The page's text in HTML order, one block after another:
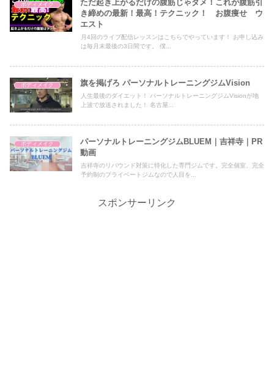
ボディメイク
ただ起き上がるだけの腹筋じゃダメ！これが腹筋引
き締めの最新！最高！テクニック！ お腹痩せ ウ
エスト
月4回のライブ配信レッスンはこちらでやっています！ お申し込み
は毎月末最後の3日間です。 僕...
ボディメイク 旗を掲げろ パーソナルトレーニングジムVision
人生最後のダイエット！ パーソナルトレーニングジムVisionが地
上波で放送されました！ 名古屋...
ボディメイク
パーソナルトレーニングジムBLUEM｜吉祥寺｜PR
動画
吉祥寺のリバウンド対策に特化した専門ジムです。完全個室、完全
予約制のプライベートジムなので人目を...
スポンサーリンク